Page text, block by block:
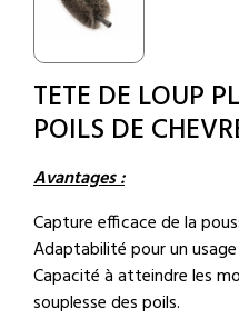
TETE DE LOUP
POILS DE
Avantages :
Capture efficace de la
Adaptabilité pour un
Capacité à atteindre les
souplesse des poils.